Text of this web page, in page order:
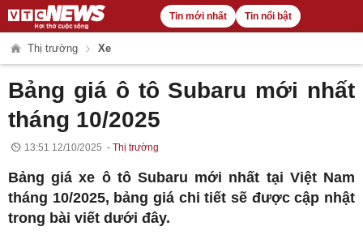
Tin mới nhất Tin nổi bật
Thị trường Xe
Bảng giá ô tô Subaru mới nhất
tháng 10/2025
13:51 12/10/2025 Thị trường
Bảng giá xe ô tô Subaru mới nhất tại Việt Nam
tháng 10/2025, bảng giá chi tiết sẽ được cập nhật
trong bài viết dưới đây.